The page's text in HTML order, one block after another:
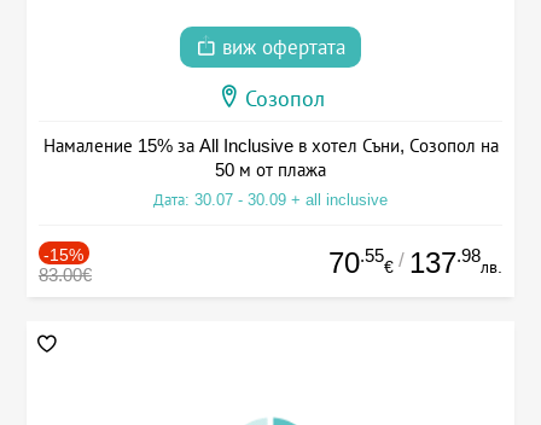
виж офертата
Созопол
Намаление 15% за All Inclusive в хотел Съни, Созопол на
50 м от плажа
Дата: 30.07 - 30.09 + all inclusive
-15%
83.00€ 70.55
€ / 137.98
лв.